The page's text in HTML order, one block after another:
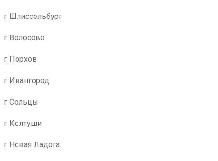
г Шлиссельбург
г Волосово
г Порхов
г Ивангород
г Сольцы
г Колтуши
г Новая Ладога